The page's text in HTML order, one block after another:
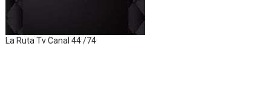
La Ruta Tv Canal 44 /74